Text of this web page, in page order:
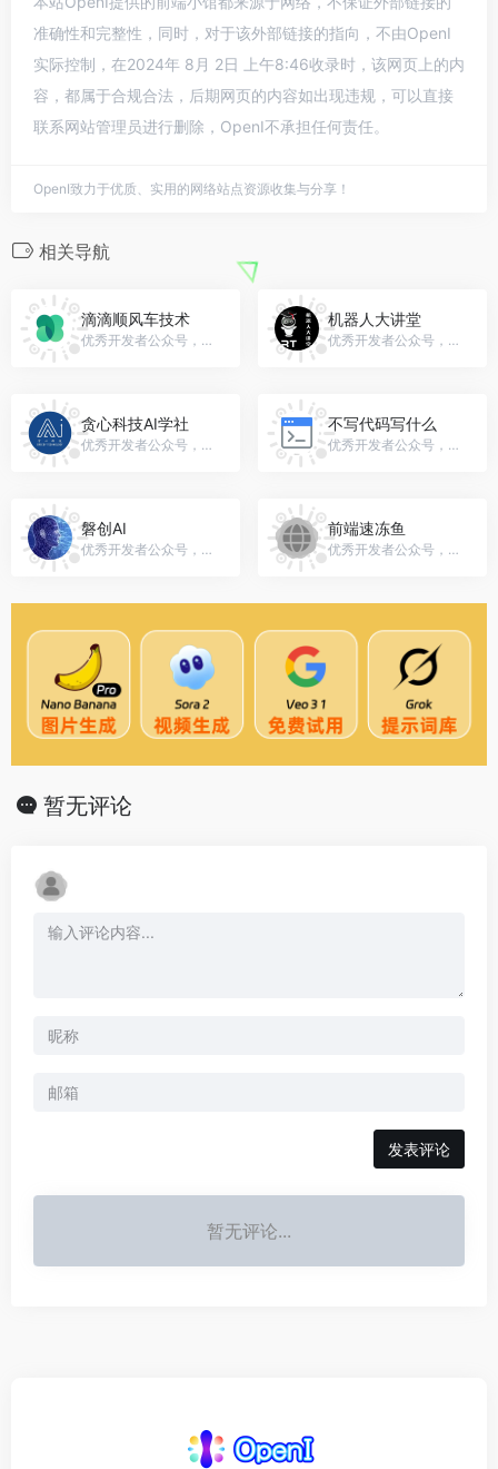
准确性和完整性，同时，对于该外部链接的指向，不由OpenI
实际控制，在2024年 8月 2日 上午8:46收录时，该网页上的内
容，都属于合规合法，后期网页的内容如出现违规，可以直接
联系网站管理员进行删除，OpenI不承担任何责任。
OpenI致力于优质、实用的网络站点资源收集与分享！
相关导航
滴滴顺风车技术
优秀开发者公众号，微信号：gh_b6c244cccde3
机器人大讲堂
优秀开发者公众号，微信号：RoboSpeak
贪心科技AI学社
优秀开发者公众号，微信号：gh_a42ad30ef314
不写代码写什么
优秀开发者公众号，微信号：gh_859058d1aef1
磐创AI
优秀开发者公众号，微信号：xunixs
前端速冻鱼
优秀开发者公众号，微信号：gh_2782a05a5644
暂无评论
发表评论
暂无评论...